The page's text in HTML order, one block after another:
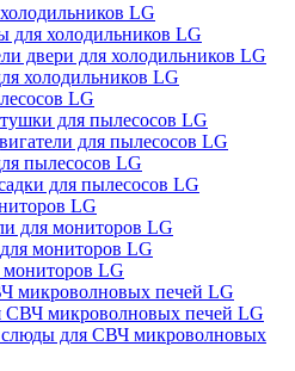
LG
для холодильников LG
двери для холодильников LG
холодильников LG
LG
для пылесосов LG
для пылесосов LG
пылесосов LG
для пылесосов LG
LG
для мониторов LG
мониторов LG
LG
микроволновых печей LG
СВЧ микроволновых печей LG
для СВЧ микроволновых